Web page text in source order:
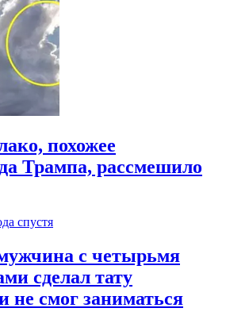
похожее
Трампа, рассмешило
спустя
с четырьмя
сделал тату
не смог заниматься